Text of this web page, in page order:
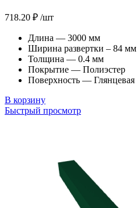
718.20 ₽ /шт
Длина — 3000 мм
Ширина развертки – 84 мм
Толщина — 0.4 мм
Покрытие — Полиэстер
Поверхность — Глянцевая
В корзину
Быстрый просмотр